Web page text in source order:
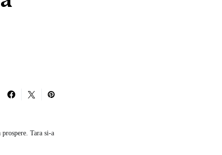
Tara si-a